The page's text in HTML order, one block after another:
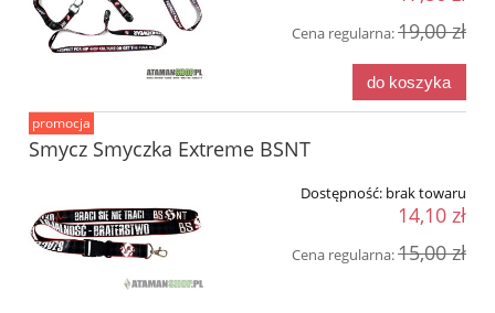
Cena regularna:19,00 zł
do koszyka
Smycz Smyczka Extreme BSNT
Dostępność: brak towaru
14,10 zł
Cena regularna:15,00 zł
promocja